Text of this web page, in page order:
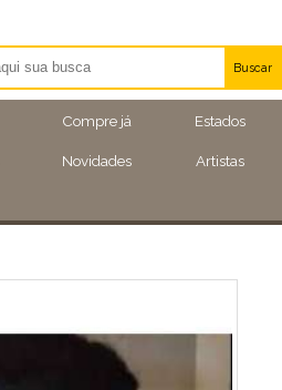
Compre já Estados
Novidades Artistas
Buscar
Artistas
Eventos